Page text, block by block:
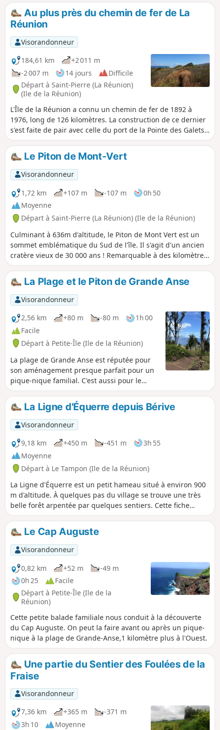
Au plus près du chemin de fer de La
Réunion
Visorandonneur
184,61 km
+2 011 m
-2 007 m
14 jours
Difficile
Départ à Saint-Pierre (La Réunion)
(Ile de la Réunion)
L'Île de la Réunion a connu un chemin de fer de 1892 à
1976, long de 126 kilomètres. La construction de ce dernier
s'est faite de pair avec celle du port de la Pointe des Galets
afin d'acheminer les marchandises et les personnes. Le
transport se faisait d'abord avec une locomotive puis avec
des autorails. La voie ferma cependant en 1976.
Aujourd'hui, il est possible de faire un long périple à pied
afin de retrouver ces vestiges d'un temps révolu.
Le Piton de Mont-Vert
Visorandonneur
1,72 km
+107 m -107 m
0h 50
Moyenne
Départ à Saint-Pierre (La Réunion) (Ile de la Réunion)
Culminant à 636m d'altitude, le Piton de Mont Vert est un
sommet emblématique du Sud de l'île. Il s'agit d'un ancien
cratère vieux de 30 000 ans ! Remarquable à des kilomètres
à la ronde, il est parcouru par quelques kilomètres de
sentiers. Cheminant à travers une belle forêt, ces sentiers
sont la meilleure façon de découvrir la faune et la flore de
ce piton. Il grimpe parfois fortement mais pour une durée
courte.
La Plage et le Piton de Grande Anse
Visorandonneur
2,56 km
+80 m -80 m
1h 00
Facile
Départ à Petite-Île (Ile de la Réunion)
La plage de Grande Anse est réputée pour
son aménagement presque parfait pour un
pique-nique familial. C'est aussi pour le
touriste l'occasion d'une promenade
découverte-détente assez courte avec un joli
point vue du haut de son piton. Plage, zones
d'ombre, aires de pique-nique et points de
vue sur la mer ou sur la plage: La perfection
en matière d'accueil réunionnais !
La Ligne d'Équerre depuis Bérive
Visorandonneur
9,18 km
+450 m -451 m
3h 55
Moyenne
Départ à Le Tampon (Ile de la Réunion)
La Ligne d'Équerre est un petit hameau situé à environ 900
m d'altitude. À quelques pas du village se trouve une très
belle forêt arpentée par quelques sentiers. Cette fiche
permet de les emprunter mais en partant de Bérive via les
sentiers du Piton Nathalie. Les points de vue sont très
nombreux sur cette boucle qui chemine en partie sur des
pistes, ainsi que sur des routes passant entre les cultures
et champs de cannes.
Le Cap Auguste
Visorandonneur
0,82 km
+52 m
-49 m
0h 25
Facile
Départ à Petite-Île (Ile de la
Réunion)
Cette petite balade familiale nous conduit à la découverte
du Cap Auguste. On peut la faire avant ou après un pique-
nique à la plage de Grande-Anse,1 kilomètre plus à l'Ouest.
Une partie du Sentier des Foulées de la
Fraise
Visorandonneur
7,36 km
+365 m
-371 m
3h 10
Moyenne